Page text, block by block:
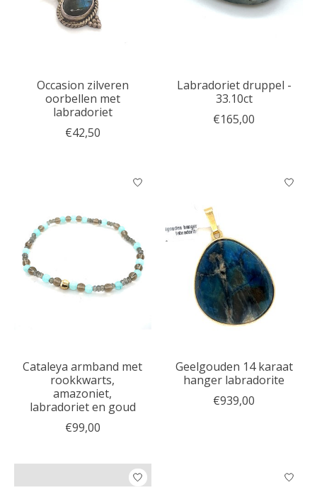
Occasion zilveren
oorbellen met
labradoriet
€42,50
Labradoriet druppel -
33.10ct
€165,00
Cataleya armband met
rookkwarts,
amazoniet,
labradoriet en goud
€99,00
Geelgouden 14 karaat
hanger labradorite
€939,00